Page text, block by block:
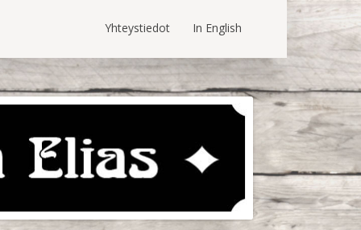
In English
Yhteystiedot